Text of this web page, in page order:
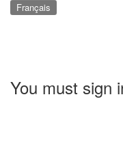
Français
You must sign